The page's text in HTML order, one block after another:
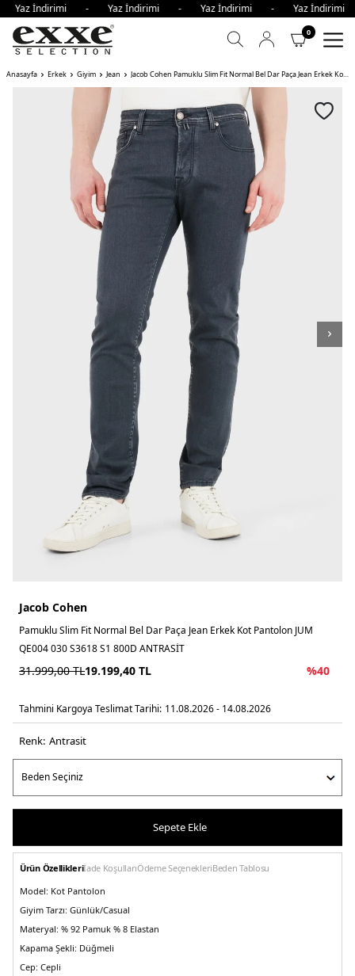
İndirimi - Yaz İndirimi - Yaz İndirimi - Yaz
0
Anasayfa Erkek Giyim Jean Jacob Cohen Pamuklu Slim Fit Normal Bel Dar Paça Jean Erkek Kot Pantolon JUM S1 ANTRASİT
Jacob Cohen
Pamuklu Slim Fit Normal Bel Dar Paça Jean Erkek Kot Pantolon JUM
QE004 030 S3618 S1 800D ANTRASİT
31.999,00TL19.199,40 TL %40
Tahmini Kargoya Teslimat Tarihi: 11.08.2026 - 14.08.2026
Renk: antrasi̇t
Sepete Ekle
Ürün Özellikleriİade KoşullarıÖdeme SeçenekleriBeden Tablosu
Model: Kot Pantolon
Giyim Tarzı: Günlük/Casual
Materyal: % 92 Pamuk % 8 Elastan
Kapama Şekli: Düğmeli
Cep: Cepli